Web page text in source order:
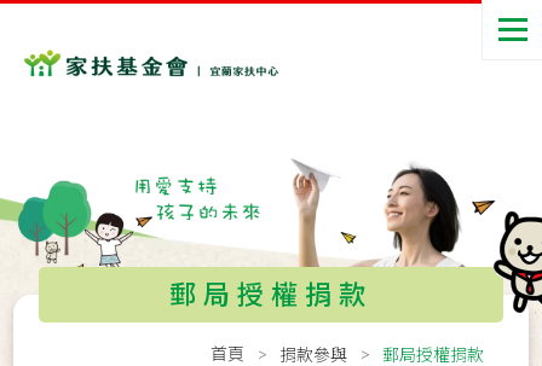
郵局授權捐款
首頁 捐款參與 郵局授權捐款